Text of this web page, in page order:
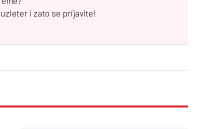
i zato se prijavite!